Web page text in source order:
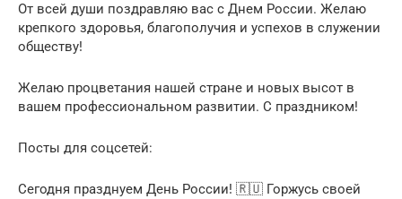
От всей души поздравляю вас с Днем России. Желаю
крепкого здоровья, благополучия и успехов в служении
обществу!
Желаю процветания нашей стране и новых высот в
вашем профессиональном развитии. С праздником!
Посты для соцсетей:
Сегодня празднуем День России! 🇷🇺 Горжусь своей